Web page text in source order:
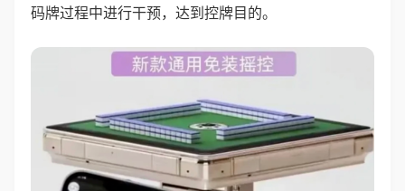
码牌过程中进行干预，达到控牌目的。